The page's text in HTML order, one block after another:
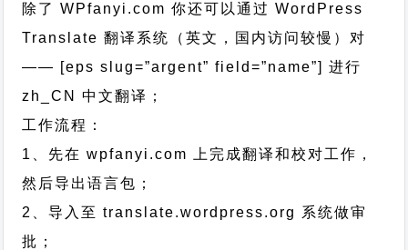
除了 WPfanyi.com 你还可以通过WordPress
Translate 翻译系统（英文，国内访问较慢）对
—— [eps slug=”argent” field=”name”]进行
zh_CN
中文翻译；
工作流程：
1、先在 wpfanyi.com 上完成翻译和校对工作，
然后导出语言包；
2、导入至 translate.wordpress.org 系统做审
批；